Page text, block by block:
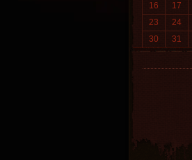
16
17
23
24
30
31